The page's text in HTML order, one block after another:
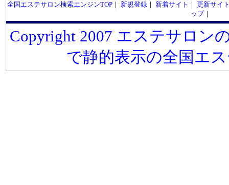
全国エステサロン検索エンジンTOP｜ 新規登録｜ 新着サイト ｜ 更新サイ
ップ｜
Copyright 2007 エステサロン
で静的表示の全国エ